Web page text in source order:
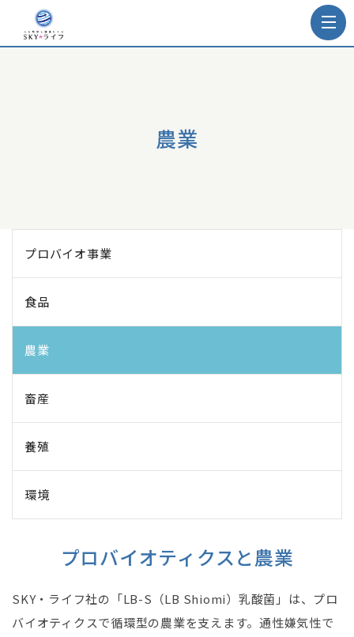
農業
プロバイオ事業
食品
農業
畜産
養殖
環境
プロバイオティクスと農業
SKY・ライフ社の「LB-S（LB Shiomi）乳酸菌」は、プロ
バイオティクスで循環型の農業を支えます。通性嫌気性で